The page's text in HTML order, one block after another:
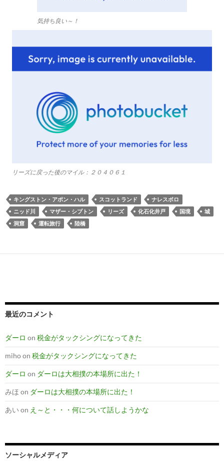
気持ち良い～！
リーズに戻った後のマイル：２０４０６１
キングストン・アポン・ハル スコットランド
ナレスボロ
ニッド川
マザー・シプトン リーズ 化石化井戸 国境
城
洞窟
運転旅行 陸橋
最近のコメント
ダーロ on 税金がタックシングになってきた
mihoon 税金がタックシングになってきた
ダーロ on ダーロは大相撲の本場所に出た！
みほ on ダーロは大相撲の本場所に出た！
あい on え～と・・・何について話しようかな
ソーシャルメディア